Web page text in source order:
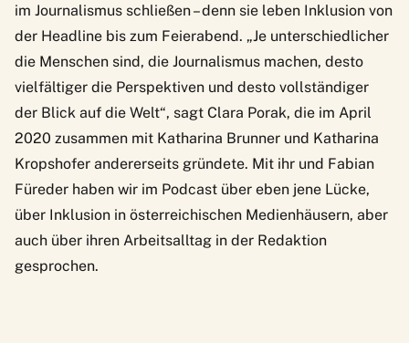
im Journalismus schließen – denn sie leben Inklusion von
der Headline bis zum Feierabend. „Je unterschiedlicher
die Menschen sind, die Journalismus machen, desto
vielfältiger die Perspektiven und desto vollständiger
der Blick auf die Welt“, sagt Clara Porak, die im April
2020 zusammen mit Katharina Brunner und Katharina
Kropshofer andererseits gründete. Mit ihr und Fabian
Füreder haben wir im Podcast über eben jene Lücke,
über Inklusion in österreichischen Medienhäusern, aber
auch über ihren Arbeitsalltag in der Redaktion
gesprochen.